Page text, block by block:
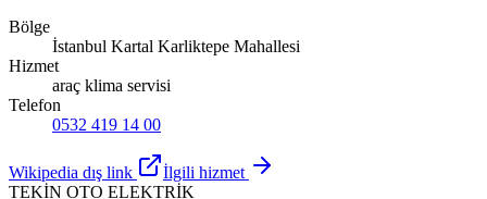
Bölge
İstanbul Kartal Karliktepe Mahallesi
Hizmet
araç klima servisi
Telefon
0532 419 14 00
Wikipedia dış link
İlgili hizmet
TEKİN OTO ELEKTRİK